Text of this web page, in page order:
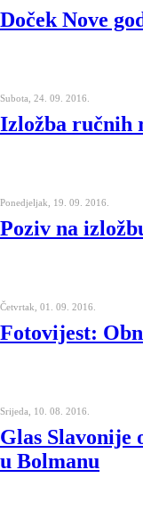
Doček Nove
Subota, 24. 09. 2016.
Izložba ručnih
Ponedjeljak, 19. 09. 2016.
Poziv na
Četvrtak, 01. 09. 2016.
Fotovijest:
Srijeda, 10. 08. 2016.
Glas
u Bolmanu